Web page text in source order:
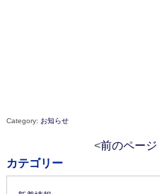
Category: お知らせ
<前のページ
カテゴリー